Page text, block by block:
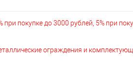
покупке до 3000 рублей, 5% при
ограждения и